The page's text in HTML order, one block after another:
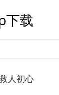
下载
人初心